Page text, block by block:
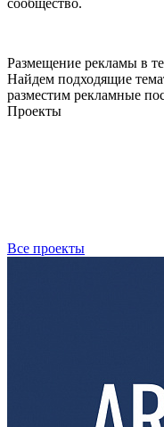
сообщество.
Размещение рекламы в
Найдем подходящие
разместим рекламные
Проекты
Все проекты